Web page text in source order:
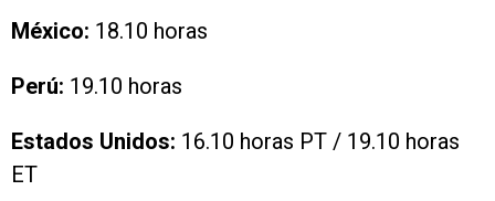
México: 18.10 horas
Perú: 19.10 horas
Estados Unidos: 16.10 horas PT / 19.10 horas
ET